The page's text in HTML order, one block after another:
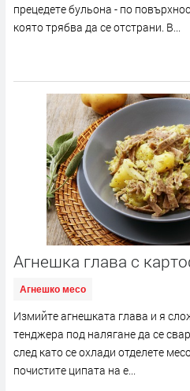
прецедете бульона - по
която трябва да се отстрани. В...
Агнешка глава с
Агнешко месо
Измийте агнешката глава и я
тенджера под налягане да се
след като се охлади отделете
почистите ципата на е...